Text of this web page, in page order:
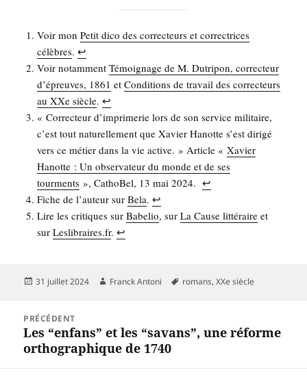
Voir monPetit dico des cor­rec­teurs et cor­rec­trices
célèbres.↩︎
Voir notam­mentTémoi­gnage de M. Dutri­pon, cor­rec­teur
d’épreuves, 1861 etCondi­tions de tra­vail des cor­rec­teurs
au XXe siècle.↩︎
« Cor­rec­teur d’imprimerie lors de son ser­vice mili­taire,
c’est tout natu­rel­le­ment que Xavier Hanotte s’est diri­gé
vers ce métier dans la vie active. » Article «Xavier
Hanotte : Un obser­va­teur du monde et de ses
tour­ments », Catho­Bel, 13 mai 2024.↩︎
Fiche de l’au­teur surBela.↩︎
Lire les cri­tiques surBabe­lio, surLa Cause lit­té­raire et
surLeslibraires.fr.↩︎
Publié
31 juillet 2024 Auteur
Franck Antoni
Mots-
romans,XXe siècle
l’article
PRÉCÉDENT
Article
précédent :
Les “enfans” et les “savans”, une réforme
orthographique de 1740